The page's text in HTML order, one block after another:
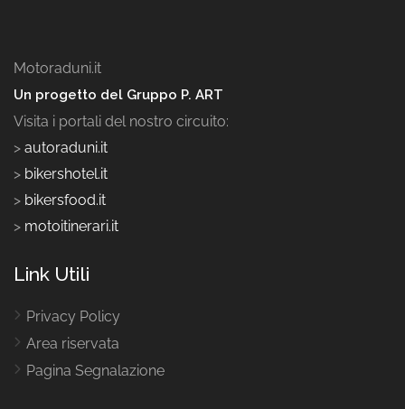
Motoraduni.it
Un progetto del Gruppo P. ART
Visita i portali del nostro circuito:
> autoraduni.it
> bikershotel.it
> bikersfood.it
> motoitinerari.it
Link Utili
Privacy Policy
Area riservata
Pagina Segnalazione